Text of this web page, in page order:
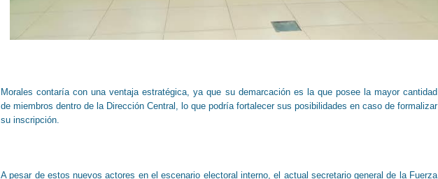
Morales contaría con una ventaja estratégica, ya que su demarcación es la que posee la mayor cantidad
de miembros dentro de la Dirección Central, lo que podría fortalecer sus posibilidades en caso de formalizar
su inscripción.
A pesar de estos nuevos actores en el escenario electoral interno, el actual secretario general de la Fuerza